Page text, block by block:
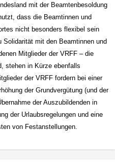
mit der Beamtenbesoldung
dass die Beamtinnen und
nicht besonders flexibel sein
mit den Beamtinnen und
Mitglieder der VRFF – die
stehen in Kürze ebenfalls
der VRFF fordern bei einer
der Grundvergütung (und der
der Auszubildenden in
der Urlaubsregelungen und eine
von Festanstellungen.